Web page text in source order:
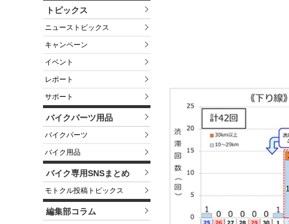
トピックス
ニューストピックス
キャンペーン
イベント
レポート
サポート
バイクパーツ用品
バイクパーツ
バイク用品
バイク専用SNSまとめ
モトクル投稿トピックス
編集部コラム